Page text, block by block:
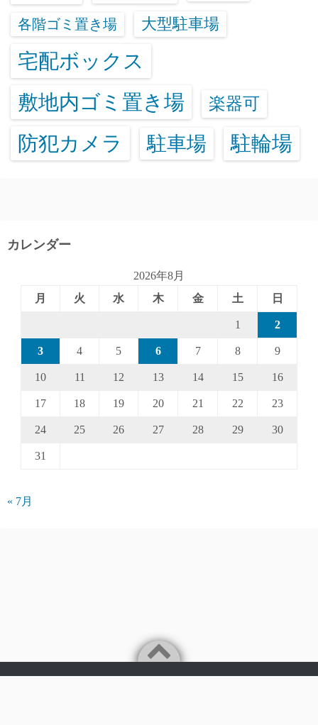
各階ゴミ置き場 大型駐車場
宅配ボックス
敷地内ゴミ置き場
楽器可
防犯カメラ 駐車場 駐輪場
カレンダー
2026年8月
月
火 水 木 金 土 日
1 2
3 4 5 6 7 8 9
10 11 12 13 14 15 16
17 18 19 20 21 22 23
24 25 26 27 28 29 30
31
« 7月